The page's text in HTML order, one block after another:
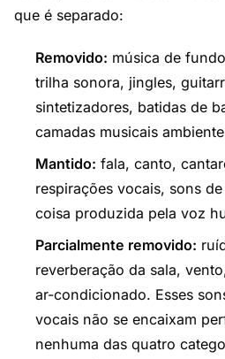
que é separado:
Removido: música de
trilha sonora, jingles,
sintetizadores, batidas de
camadas musicais
Mantido: fala, canto,
respirações vocais, sons
coisa produzida pela voz
Parcialmente removido:
reverberação da sala,
ar-condicionado. Esses
vocais não se encaixam
nenhuma das quatro